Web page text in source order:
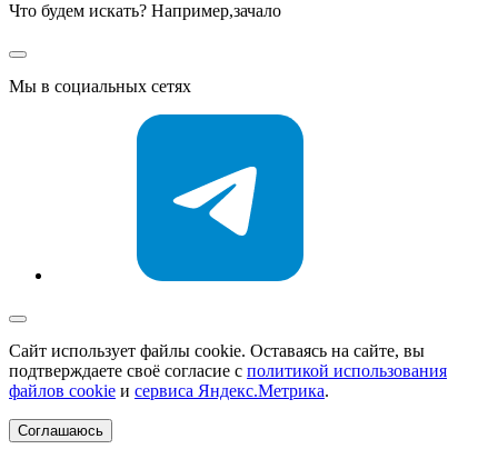
Что будем искать? Например,зачало
Мы в социальных сетях
Сайт использует файлы cookie. Оставаясь на сайте, вы
подтверждаете своё согласие с политикой использования
файлов cookie и сервиса Яндекс.Метрика.
Соглашаюсь